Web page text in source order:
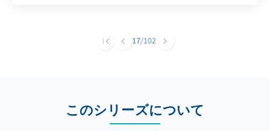
17/102
このシリーズについて